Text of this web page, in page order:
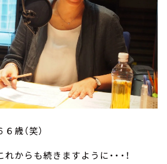
歳（笑）
からも続きますように・・・！